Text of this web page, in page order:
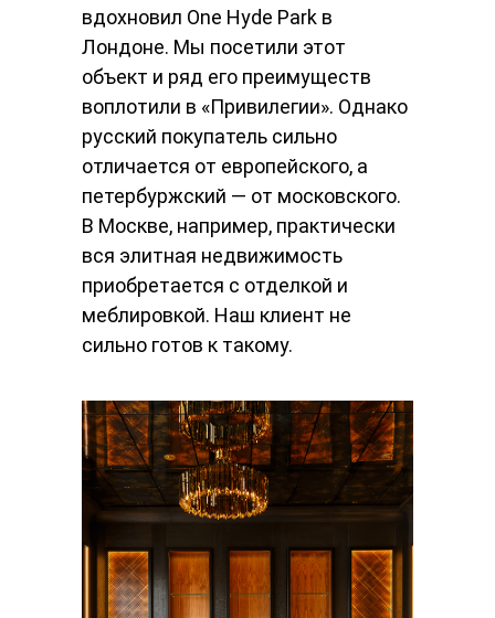
вдохновил One Hyde Park в
Лондоне. Мы посетили этот
объект и ряд его преимуществ
воплотили в «Привилегии». Однако
русский покупатель сильно
отличается от европейского, а
петербуржский — от московского.
В Москве, например, практически
вся элитная недвижимость
приобретается с отделкой и
меблировкой. Наш клиент не
сильно готов к такому.